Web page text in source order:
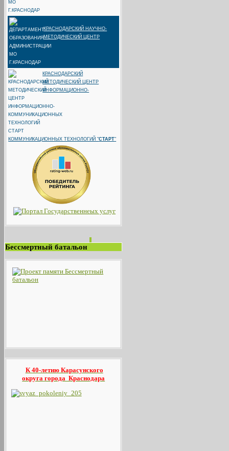
КРАСНОДАРСКИЙ НАУЧНО-
МЕТОДИЧЕСКИЙ ЦЕНТР
КРАСНОДАРСКИЙ
МЕТОДИЧЕСКИЙ ЦЕНТР
ИНФОРМАЦИОННО-
КОММУНИКАЦИОННЫХ ТЕХНОЛОГИЙ "СТАРТ"
Бессмертный батальон
К 40-летию Карасунского
округа города Краснодара